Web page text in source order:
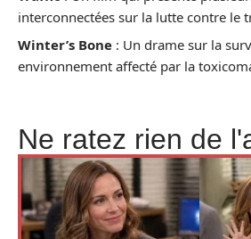
interconnectées sur la lutte contre le
Winter’s Bone : Un drame sur la
environnement affecté par la
Ne ratez rien de